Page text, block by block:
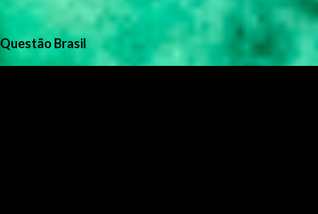
Questão Brasil